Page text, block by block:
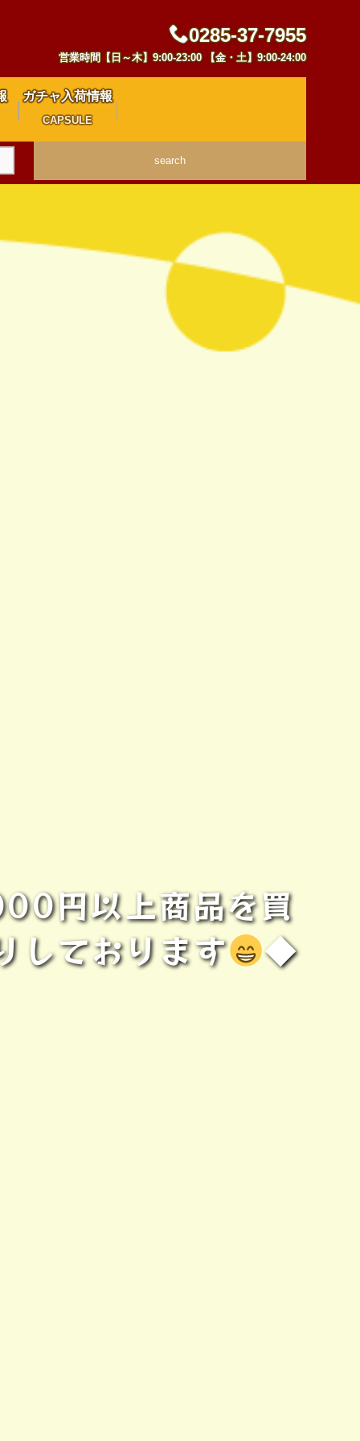
0285-37-7955
営業時間【日～木】9:00-23:00 【金・土】9:00-24:00
ガチャ入荷情報
CAPSULE
search
円以上商品を買
しております
◆